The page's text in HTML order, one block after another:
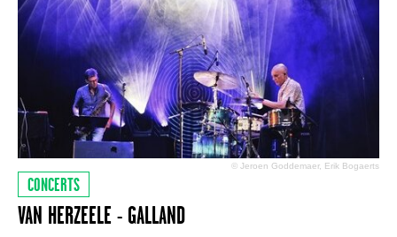
© Jeroen Goddemaer, Erik Bogaerts
CONCERTS
VAN HERZEELE - GALLAND